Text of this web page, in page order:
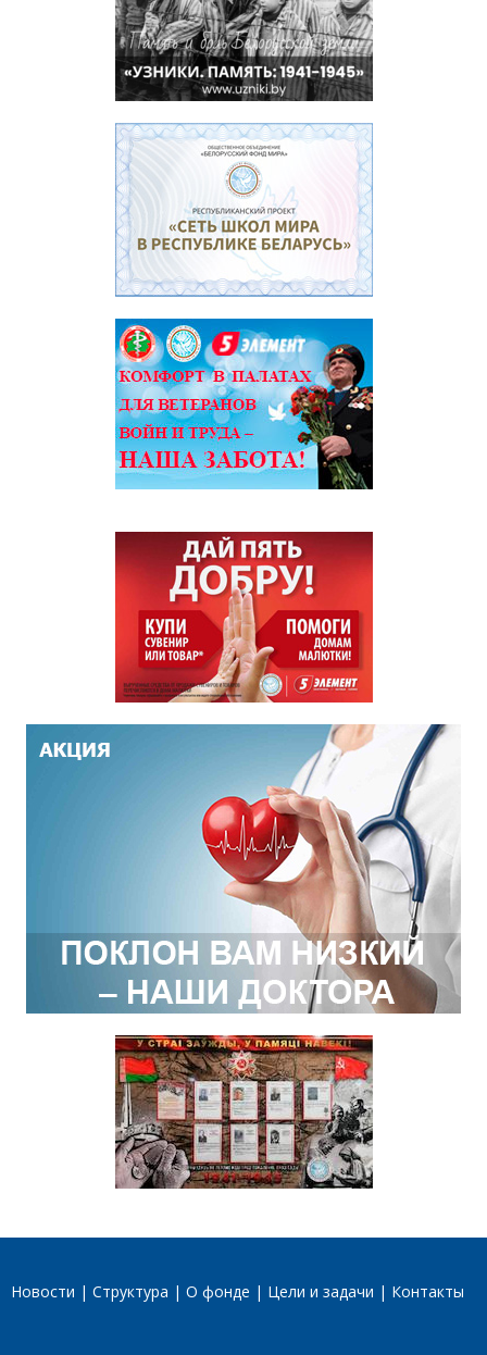
Новости Структура О фонде Цели и задачи Контакты